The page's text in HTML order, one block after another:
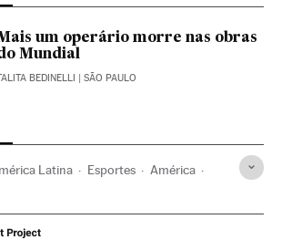
um operário morre nas obras
Mundial
BEDINELLI | SÃO PAULO
Latina Esportes América
Pobreza